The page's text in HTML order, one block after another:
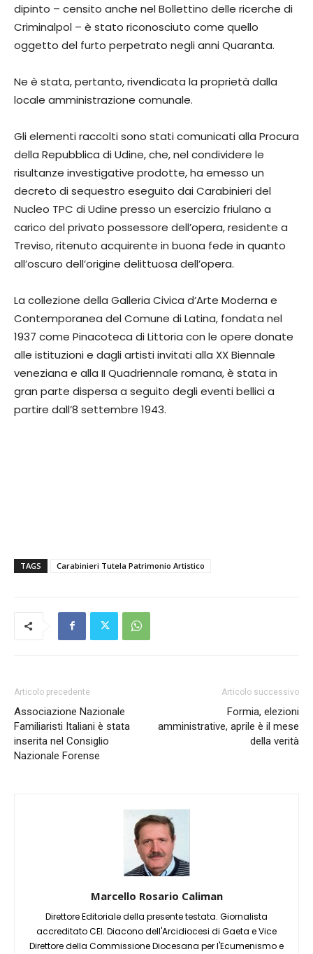
dipinto – censito anche nel Bollettino delle ricerche di
Criminalpol – è stato riconosciuto come quello
oggetto del furto perpetrato negli anni Quaranta.
Ne è stata, pertanto, rivendicata la proprietà dalla
locale amministrazione comunale.
Gli elementi raccolti sono stati comunicati alla Procura
della Repubblica di Udine, che, nel condividere le
risultanze investigative prodotte, ha emesso un
decreto di sequestro eseguito dai Carabinieri del
Nucleo TPC di Udine presso un esercizio friulano a
carico del privato possessore dell’opera, residente a
Treviso, ritenuto acquirente in buona fede in quanto
all’oscuro dell’origine delittuosa dell’opera.
La collezione della Galleria Civica d’Arte Moderna e
Contemporanea del Comune di Latina, fondata nel
1937 come Pinacoteca di Littoria con le opere donate
alle istituzioni e dagli artisti invitati alla XX Biennale
veneziana e alla II Quadriennale romana, è stata in
gran parte dispersa a seguito degli eventi bellici a
partire dall’8 settembre 1943.
TAGS Carabinieri Tutela Patrimonio Artistico
Articolo precedente
Associazione Nazionale
Familiaristi Italiani è stata
inserita nel Consiglio
Nazionale Forense
Articolo successivo
Formia, elezioni
amministrative, aprile è il mese
della verità
Marcello Rosario Caliman
Direttore Editoriale della presente testata. Giornalista
accreditato CEI. Diacono dell'Arcidiocesi di Gaeta e Vice
Direttore della Commissione Diocesana per l'Ecumenismo e